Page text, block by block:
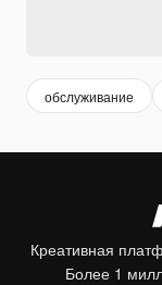
обслуживание
Креативная
Более 1